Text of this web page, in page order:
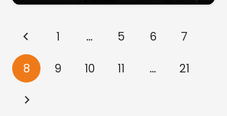
1 … 5 6
7
8
9 10 11 … 21